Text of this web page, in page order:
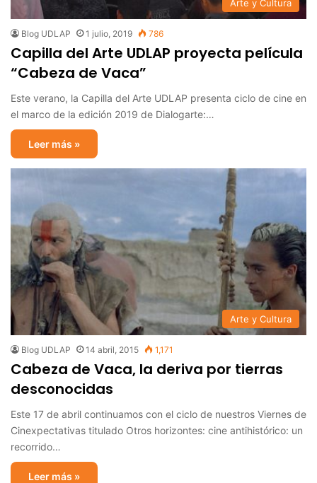
Arte y Cultura
Blog UDLAP 1 julio, 2019 786
Capilla del Arte UDLAP proyecta película
“Cabeza de Vaca”
Este verano, la Capilla del Arte UDLAP presenta ciclo de cine en
el marco de la edición 2019 de Dialogarte:…
Leer más »
Arte y Cultura
Blog UDLAP 14 abril, 2015 1,171
Cabeza de Vaca, la deriva por tierras
desconocidas
Este 17 de abril continuamos con el ciclo de nuestros Viernes de
Cinexpectativas titulado Otros horizontes: cine antihistórico: un
recorrido…
Leer más »